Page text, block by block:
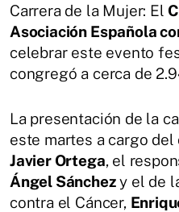
Carrera de la Mujer: El
Asociación Española
celebrar este evento
congregó a cerca de
La presentación de la
este martes a cargo
Javier Ortega, el
Ángel Sánchezy el de
contra el Cáncer,